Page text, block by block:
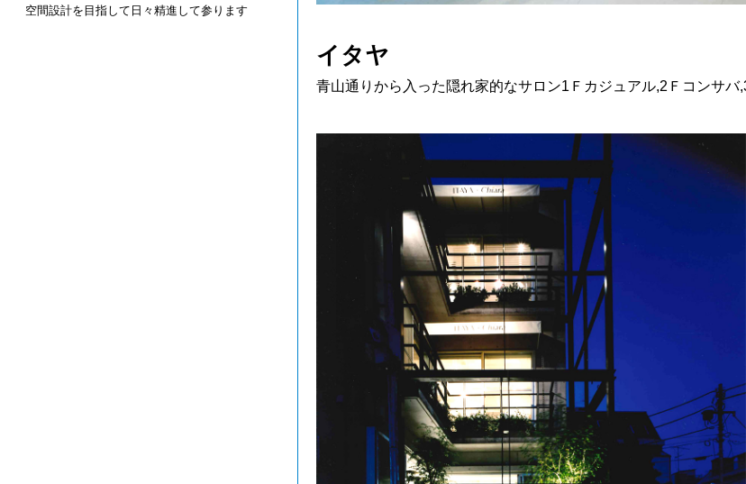
空間設計を目指して日々精進して参ります
イタヤ
青山通りから入った隠れ家的なサロン1Ｆカジュアル,2Ｆコンサ